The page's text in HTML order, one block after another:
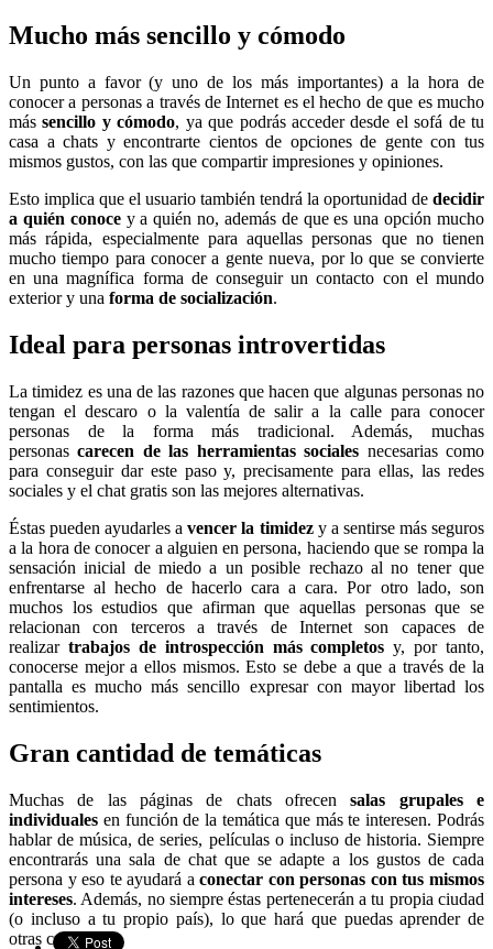
Mucho más sencillo y cómodo
Un punto a favor (y uno de los más importantes) a la hora de
conocer a personas a través de Internet es el hecho de que es mucho
mássencillo y cómodo, ya que podrás acceder desde el sofá de tu
casa a chats y encontrarte cientos de opciones de gente con tus
mismos gustos, con las que compartir impresiones y opiniones.
Esto implica que el usuario también tendrá la oportunidad de decidir
a quién conocey a quién no, además de que es una opción mucho
más rápida, especialmente para aquellas personas que no tienen
mucho tiempo para conocer a gente nueva, por lo que se convierte
en una magnífica forma de conseguir un contacto con el mundo
exterior y una forma de socialización.
Ideal para personas introvertidas
La timidez es una de las razones que hacen que algunas personas no
tengan el descaro o la valentía de salir a la calle para conocer
personas de la forma más tradicional. Además, muchas
personascarecen de las herramientas sociales necesarias como
para conseguir dar este paso y, precisamente para ellas, las redes
sociales y el chat gratis son las mejores alternativas.
Éstas pueden ayudarles avencer la timidezy a sentirse más seguros
a la hora de conocer a alguien en persona, haciendo que se rompa la
sensación inicial de miedo a un posible rechazo al no tener que
enfrentarse al hecho de hacerlo cara a cara. Por otro lado, son
muchos los estudios que afirman que aquellas personas que se
relacionan con terceros a través de Internet son capaces de
realizar trabajos de introspección más completos y, por tanto,
conocerse mejor a ellos mismos. Esto se debe a que a través de la
pantalla es mucho más sencillo expresar con mayor libertad los
sentimientos.
Gran cantidad de temáticas
Muchas de las páginas de chats ofrecensalas grupales e
individuales en función de la temática que más te interesen. Podrás
hablar de música, de series, películas o incluso de historia. Siempre
encontrarás una sala de chat que se adapte a los gustos de cada
persona y eso te ayudará aconectar con personas con tus mismos
intereses. Además, no siempre éstas pertenecerán a tu propia ciudad
(o incluso a tu propio país), lo que hará que puedas aprender de
otras culturas.